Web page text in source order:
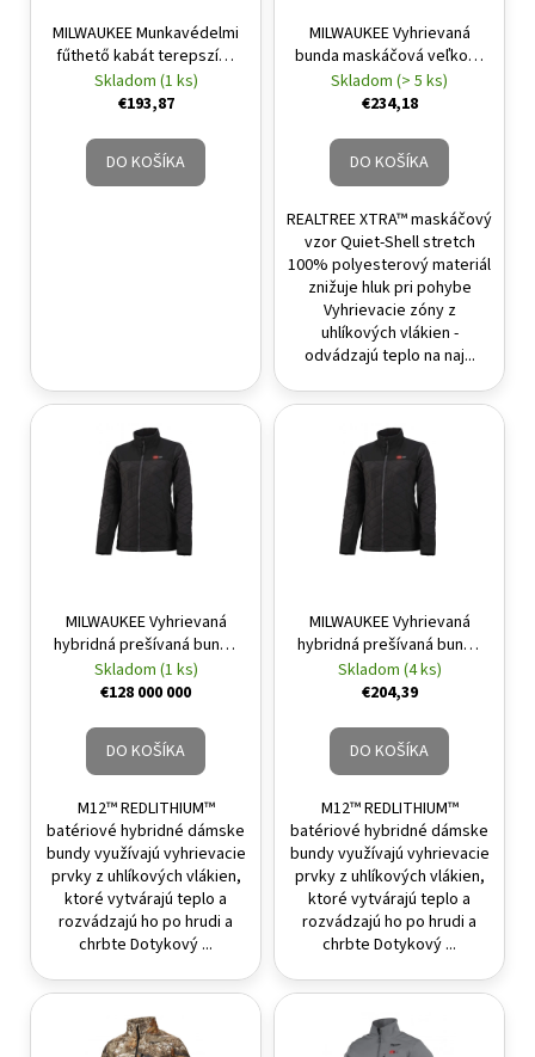
MILWAUKEE Munkavédelmi
fűthető kabát terepszínű
M-es M12 HJ CAMO5-0
Skladom (1 ks)
€193,87
DO KOŠÍKA
MILWAUKEE Vyhrievaná
bunda maskáčová veľkosť
XL M12 HJ CAMO6-201 (1 x
2,0 Ah akumulátor +
Skladom (> 5 ks)
€234,18
DO KOŠÍKA
REALTREE XTRA™ maskáčový
vzor Quiet-Shell stretch
100% polyesterový materiál
znižuje hluk pri pohybe
Vyhrievacie zóny z
uhlíkových vlákien -
odvádzajú teplo na naj...
MILWAUKEE Vyhrievaná
hybridná prešívaná bunda
veľkosť XL M12 HJP
LADIES-201 (1 x 2,0 Ah
Skladom (1 ks)
€128 000 000
DO KOŠÍKA
M12™ REDLITHIUM™
batériové hybridné dámske
bundy využívajú vyhrievacie
prvky z uhlíkových vlákien,
ktoré vytvárajú teplo a
rozvádzajú ho po hrudi a
chrbte Dotykový ...
MILWAUKEE Vyhrievaná
hybridná prešívaná bunda
veľkosť M M12 HJP LADIES-
0 (bez batérie a nabíjačky)
Skladom (4 ks)
€204,39
DO KOŠÍKA
M12™ REDLITHIUM™
batériové hybridné dámske
bundy využívajú vyhrievacie
prvky z uhlíkových vlákien,
ktoré vytvárajú teplo a
rozvádzajú ho po hrudi a
chrbte Dotykový ...